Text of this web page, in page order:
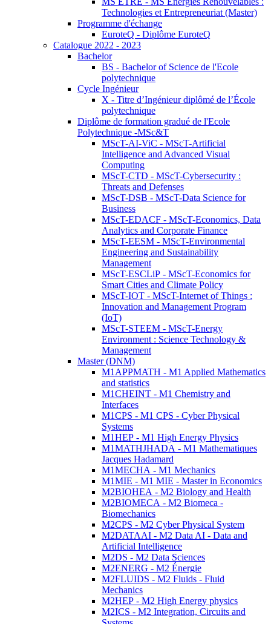
Technologies et Entrepreneuriat (Master)
Programme d'échange
EuroteQ - Diplôme EuroteQ
Catalogue 2022 - 2023
Bachelor
BS - Bachelor of Science de l'Ecole
polytechnique
Cycle Ingénieur
X - Titre d’Ingénieur diplômé de l’École
polytechnique
Diplôme de formation gradué de l'Ecole
Polytechnique -MSc&T
MScT-AI-ViC - MScT-Artificial
Intelligence and Advanced Visual
Computing
MScT-CTD - MScT-Cybersecurity :
Threats and Defenses
MScT-DSB - MScT-Data Science for
Business
MScT-EDACF - MScT-Economics, Data
Analytics and Corporate Finance
MScT-EESM - MScT-Environmental
Engineering and Sustainability
Management
MScT-ESCLiP - MScT-Economics for
Smart Cities and Climate Policy
MScT-IOT - MScT-Internet of Things :
Innovation and Management Program
(IoT)
MScT-STEEM - MScT-Energy
Environment : Science Technology &
Management
Master (DNM)
M1APPMATH - M1 Applied Mathematics
and statistics
M1CHEINT - M1 Chemistry and
Interfaces
M1CPS - M1 CPS - Cyber Physical
Systems
M1HEP - M1 High Energy Physics
M1MATHJHADA - M1 Mathematiques
Jacques Hadamard
M1MECHA - M1 Mechanics
M1MIE - M1 MIE - Master in Economics
M2BIOHEA - M2 Biology and Health
M2BIOMECA - M2 Biomeca -
Biomechanics
M2CPS - M2 Cyber Physical System
M2DATAAI - M2 Data AI - Data and
Artificial Intelligence
M2DS - M2 Data Sciences
M2ENERG - M2 Énergie
M2FLUIDS - M2 Fluids - Fluid
Mechanics
M2HEP - M2 High Energy physics
M2ICS - M2 Integration, Circuits and